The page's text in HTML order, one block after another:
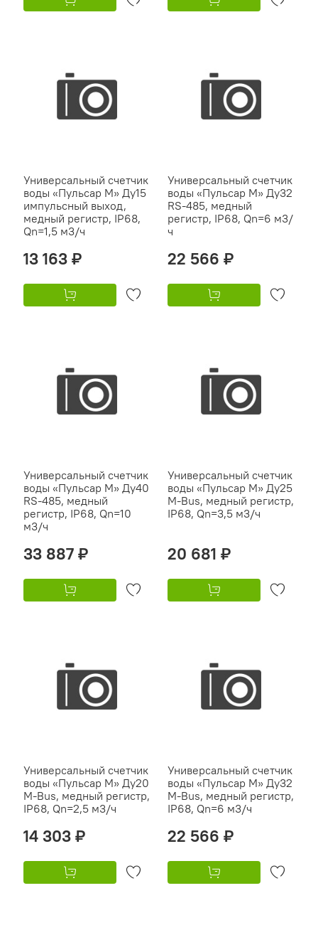
Универсальный счетчик
воды «Пульсар М» Ду15
импульсный выход,
медный регистр, IP68,
Qn=1,5 м3/ч
13 163 ₽
Универсальный счетчик
воды «Пульсар М» Ду32
RS-485, медный
регистр, IP68, Qn=6 м3/
ч
22 566 ₽
Универсальный счетчик
воды «Пульсар М» Ду40
RS-485, медный
регистр, IP68, Qn=10
м3/ч
33 887 ₽
Универсальный счетчик
воды «Пульсар М» Ду25
M-Bus, медный регистр,
IP68, Qn=3,5 м3/ч
20 681 ₽
Универсальный счетчик
воды «Пульсар М» Ду20
M-Bus, медный регистр,
IP68, Qn=2,5 м3/ч
14 303 ₽
Универсальный счетчик
воды «Пульсар М» Ду32
M-Bus, медный регистр,
IP68, Qn=6 м3/ч
22 566 ₽